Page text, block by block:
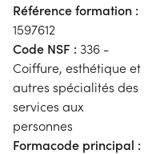
Référence formation :
1597612
Code NSF : 336 -
Coiffure, esthétique et
autres spécialités des
services aux
personnes
Formacode principal :